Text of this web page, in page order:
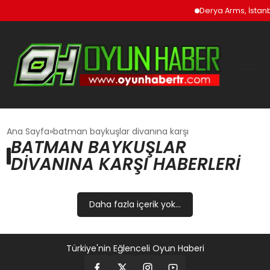
Derya Arms,
GÜNCEL
OYUN HABERLERI
EĞITIM
Ana Sayfa batman baykuşlar divanına karşı
BATMAN BAYKUŞLAR
DIVANINA KARŞI HABERLERI
Daha fazla içerik yok...
Türkiye'nin Eğlenceli Oyun Haberi